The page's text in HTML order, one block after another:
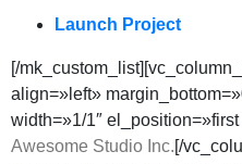
Launch Project
[/
align=»left»
width=»1/1″ el_position=»first
Awesome Studio Inc.[/